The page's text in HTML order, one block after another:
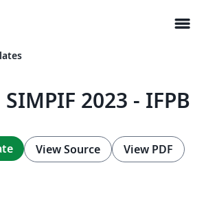
menu
2023 - IFPB
View Source View PDF